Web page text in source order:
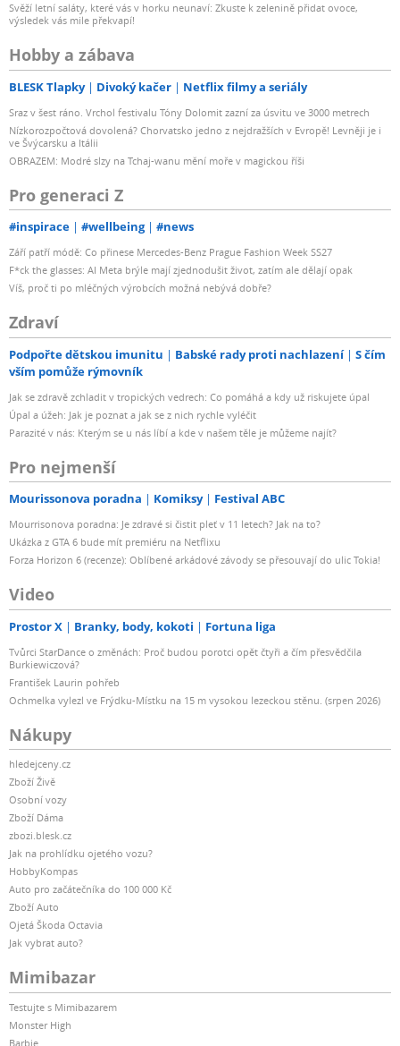
Svěží letní saláty, které vás v horku neunaví: Zkuste k zelenině přidat ovoce,
výsledek vás mile překvapí!
Hobby a zábava
BLESK Tlapky Divoký kačer Netflix filmy a seriály
Sraz v šest ráno. Vrchol festivalu Tóny Dolomit zazní za úsvitu ve 3000 metrech
Nízkorozpočtová dovolená? Chorvatsko jedno z nejdražších v Evropě! Levněji je i
ve Švýcarsku a Itálii
OBRAZEM: Modré slzy na Tchaj-wanu mění moře v magickou říši
Pro generaci Z
#inspirace #wellbeing #news
Září patří módě: Co přinese Mercedes-Benz Prague Fashion Week SS27
F*ck the glasses: AI Meta brýle mají zjednodušit život, zatím ale dělají opak
Víš, proč ti po mléčných výrobcích možná nebývá dobře?
Zdraví
Podpořte dětskou imunitu Babské rady proti nachlazení
S čím
vším pomůže rýmovník
Jak se zdravě zchladit v tropických vedrech: Co pomáhá a kdy už riskujete úpal
Úpal a úžeh: Jak je poznat a jak se z nich rychle vyléčit
Parazité v nás: Kterým se u nás líbí a kde v našem těle je můžeme najít?
Pro nejmenší
Mourissonova poradna Komiksy Festival ABC
Mourrisonova poradna: Je zdravé si čistit pleť v 11 letech? Jak na to?
Ukázka z GTA 6 bude mít premiéru na Netflixu
Forza Horizon 6 (recenze): Oblíbené arkádové závody se přesouvají do ulic Tokia!
Video
Prostor X Branky, body, kokoti Fortuna liga
Tvůrci StarDance o změnách: Proč budou porotci opět čtyři a čím přesvědčila
Burkiewiczová?
František Laurin pohřeb
Ochmelka vylezl ve Frýdku-Místku na 15 m vysokou lezeckou stěnu. (srpen 2026)
Nákupy
hledejceny.cz
Zboží Živě
Osobní vozy
Zboží Dáma
zbozi.blesk.cz
Jak na prohlídku ojetého vozu?
HobbyKompas
Auto pro začátečníka do 100 000 Kč
Zboží Auto
Ojetá Škoda Octavia
Jak vybrat auto?
Mimibazar
Testujte s Mimibazarem
Monster High
Barbie